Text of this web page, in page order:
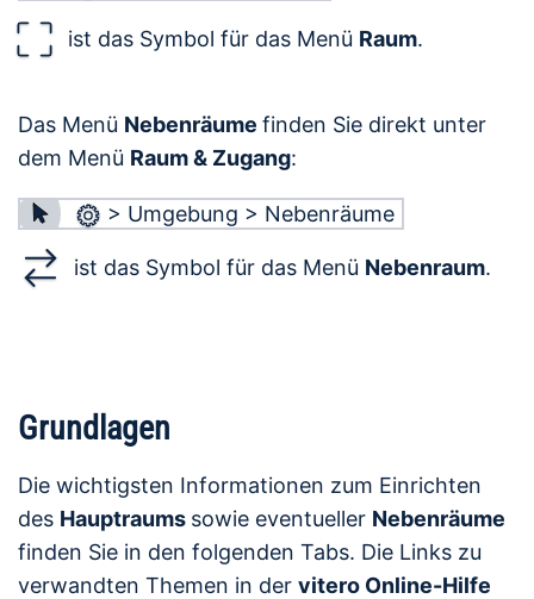
ist das Symbol für das Menü Raum.
Das Menü Nebenräume finden Sie direkt unter
dem Menü Raum & Zugang:
> Umgebung > Nebenräume
ist das Symbol für das Menü Nebenraum.
Grundlagen
Die wichtigsten Informationen zum Einrichten
des Hauptraums sowie eventueller Nebenräume
finden Sie in den folgenden Tabs. Die Links zu
verwandten Themen in der vitero Online-Hilfe